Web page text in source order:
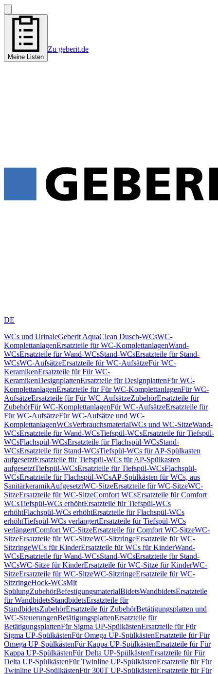
Meine Listen
Zu geberit.de
DE
WCs und UrinaleGeberit AquaClean Dusch-WCsWC-
KomplettanlagenErsatzteile für WC-KomplettanlagenWand-
WCsErsatzteile für Wand-WCsStand-WCsErsatzteile für Stand-
WCsWC-AufsätzeErsatzteile für WC-AufsätzeFür WC-
KeramikenErsatzteile für Für WC-
KeramikenDesignplattenErsatzteile für DesignplattenFür WC-
KomplettanlagenErsatzteile für Für WC-KomplettanlagenFür WC-
AufsätzeErsatzteile für Für WC-AufsätzeZubehörErsatzteile für
ZubehörFür WC-KomplettanlagenFür WC-AufsätzeErsatzteile für
Für WC-AufsätzeFür WC-Aufsätze und WC-
KomplettanlagenWCsVerbrauchsmaterialWCs und WC-SitzeWand-
WCsErsatzteile für Wand-WCsTiefspül-WCsErsatzteile für Tiefspül-
WCsFlachspül-WCsErsatzteile für Flachspül-WCsStand-
WCsErsatzteile für Stand-WCsTiefspül-WCs für AP-Spülkasten
aufgesetztErsatzteile für Tiefspül-WCs für AP-Spülkasten
aufgesetztTiefspül-WCsErsatzteile für Tiefspül-WCsFlachspül-
WCsErsatzteile für Flachspül-WCsAP-Spülkästen für WCs, aus
SanitärkeramikAufgesetztWC-SitzeErsatzteile für WC-SitzeWC-
SitzeErsatzteile für WC-SitzeComfort WCsErsatzteile für Comfort
WCsTiefspül-WCs erhöhtErsatzteile für Tiefspül-WCs
erhöhtFlachspül-WCs erhöhtErsatzteile für Flachspül-WCs
erhöhtTiefspül-WCs verlängertErsatzteile für Tiefspül-WCs
verlängertComfort WC-SitzeErsatzteile für Comfort WC-SitzeWC-
SitzeErsatzteile für WC-SitzeWC-SitzringeErsatzteile für WC-
SitzringeWCs für KinderErsatzteile für WCs für KinderWand-
WCsErsatzteile für Wand-WCsStand-WCsErsatzteile für Stand-
WCsWC-Sitze für KinderErsatzteile für WC-Sitze für KinderWC-
SitzeErsatzteile für WC-SitzeWC-SitzringeErsatzteile für WC-
SitzringeHock-WCsMit
SpülungZubehörBefestigungsmaterialBidetsWandbidetsErsatzteile
für WandbidetsStandbidetsErsatzteile für
StandbidetsZubehörErsatzteile für ZubehörBetätigungsplatten und
WC-SteuerungenBetätigungsplattenErsatzteile für
BetätigungsplattenFür Sigma UP-SpülkästenErsatzteile für Für
Sigma UP-SpülkästenFür Omega UP-SpülkästenErsatzteile für Für
Omega UP-SpülkästenFür Kappa UP-SpülkästenErsatzteile für Für
Kappa UP-SpülkästenFür Delta UP-SpülkästenErsatzteile für Für
Delta UP-SpülkästenFür Twinline UP-SpülkästenErsatzteile für Für
Twinline UP-SpülkästenFür 300T UP-SpülkästenErsatzteile für Für